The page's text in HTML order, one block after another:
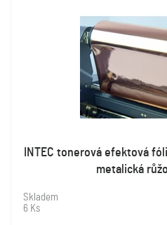
INTEC tonerová efektová
metalická
Skladem
6 Ks